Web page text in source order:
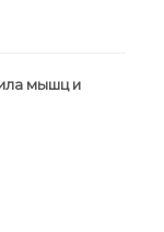
мышц и